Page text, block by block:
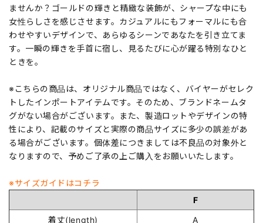
ませんか？ゴールドの輝きと精緻な装飾が、シャープな中にも
女性らしさを感じさせます。カジュアルにもフォーマルにも合
わせやすいデザインで、あらゆるシーンであなたを引き立てま
す。一瞬の輝きを手首に宿し、見るたびに心が躍る特別なひと
ときを。
※こちらの商品は、オリジナル商品ではなく、バイヤーがセレク
トしたインポートアイテムです。そのため、ブランドネームタ
グがない場合がございます。また、製造ロットやデザインの特
性により、記載のサイズと実際の商品サイズに多少の誤差があ
る場合がございます。個体差につきましては不良品の対象外と
なりますので、予めご了承の上ご購入をお願いいたします。
※サイズガイドはコチラ
F
着丈(length)
A